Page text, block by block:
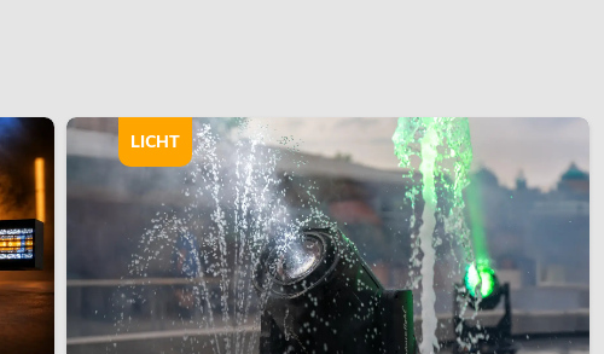
LICHT